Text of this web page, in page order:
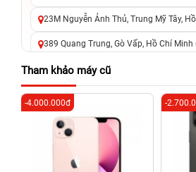
23M Nguyễn Ảnh Thủ, Trung Mỹ Tây,
389 Quang Trung, Gò Vấp, Hồ Chí Minh
625 - 625A Âu Cơ, Tân Phú, Hồ Chí
326 Lê Văn Việt, Tăng Nhơn Phú, Hồ
Đức cũ)
256 Võ Văn Ngân, Thủ Đức, Hồ Chí
Đức Cũ)
70 Nguyễn An Ninh, Dĩ An, Hồ Chí Minh
Tham khảo máy cũ
-4.000.000đ -